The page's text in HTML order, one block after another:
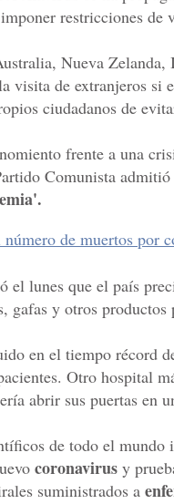
restricciones de
Nueva Zelanda,
visita de extranjeros si
ciudadanos de
frente a una
Comunista
número de muertos por
el lunes que el país
gafas y otros
en el tiempo récord
Otro hospital
abrir sus puertas en
de todo el mundo
coronavirus y
suministrados a